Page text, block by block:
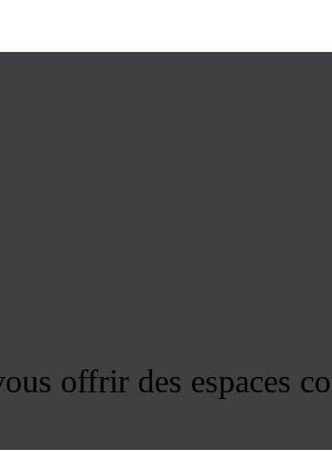
offrir des espaces